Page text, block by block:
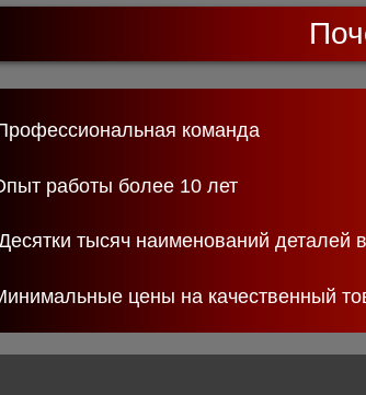
команда
работы более 10 лет
тысяч наименований деталей
цены на качественный